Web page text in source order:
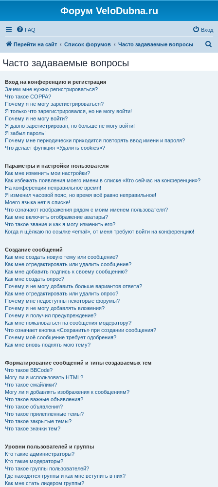
Форум VeloDubna.ru
FAQ Вход
Перейти на сайт Список форумов Часто задаваемые вопросы
Часто задаваемые вопросы
Вход на конференцию и регистрация
Зачем мне нужно регистрироваться?
Что такое COPPA?
Почему я не могу зарегистрироваться?
Я только что зарегистрировался, но не могу войти!
Почему я не могу войти?
Я давно зарегистрирован, но больше не могу войти!
Я забыл пароль!
Почему мне периодически приходится повторять ввод имени и пароля?
Что делает функция «Удалить cookies»?
Параметры и настройки пользователя
Как мне изменить мои настройки?
Как избежать появления моего имени в списке «Кто сейчас на конференции»?
На конференции неправильное время!
Я изменил часовой пояс, но время всё равно неправильное!
Моего языка нет в списке!
Что означают изображения рядом с моим именем пользователя?
Как мне включить отображение аватары?
Что такое звание и как я могу изменить его?
Когда я щёлкаю по ссылке «email», от меня требуют войти на конференцию!
Создание сообщений
Как мне создать новую тему или сообщение?
Как мне отредактировать или удалить сообщение?
Как мне добавить подпись к своему сообщению?
Как мне создать опрос?
Почему я не могу добавить больше вариантов ответа?
Как мне отредактировать или удалить опрос?
Почему мне недоступны некоторые форумы?
Почему я не могу добавлять вложения?
Почему я получил предупреждение?
Как мне пожаловаться на сообщения модератору?
Что означает кнопка «Сохранить» при создании сообщения?
Почему моё сообщение требует одобрения?
Как мне вновь поднять мою тему?
Форматирование сообщений и типы создаваемых тем
Что такое BBCode?
Могу ли я использовать HTML?
Что такое смайлики?
Могу ли я добавлять изображения к сообщениям?
Что такое важные объявления?
Что такое объявления?
Что такое прилепленные темы?
Что такое закрытые темы?
Что такое значки тем?
Уровни пользователей и группы
Кто такие администраторы?
Кто такие модераторы?
Что такое группы пользователей?
Где находятся группы и как мне вступить в них?
Как мне стать лидером группы?